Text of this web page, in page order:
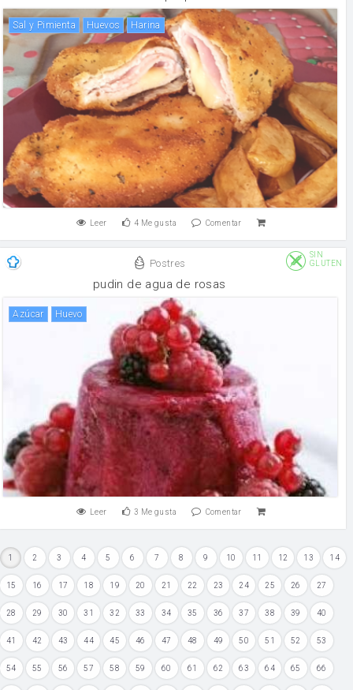
Sal y Pimienta huevos harina
Leer 4 Me gusta Comentar
Postres
SIN
GLUTEN
pudin de agua de rosas
Azúcar huevo
Leer 3 Me gusta Comentar
1 2 3 4 5 6 7 8 9 10 11 12 13 14
15 16 17 18 19 20 21 22 23 24 25 26 27
28 29 30 31 32 33 34 35 36 37 38 39 40
41 42 43 44 45 46 47 48 49 50 51 52 53
54 55 56 57 58 59 60 61 62 63 64 65 66